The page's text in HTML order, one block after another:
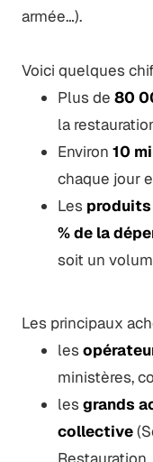
armée…).
Voici quelques
Plus de 80
la
Environ 10
chaque jour
Les
% de la
soit un
Les principaux
les
ministères,
lesgrands
collective